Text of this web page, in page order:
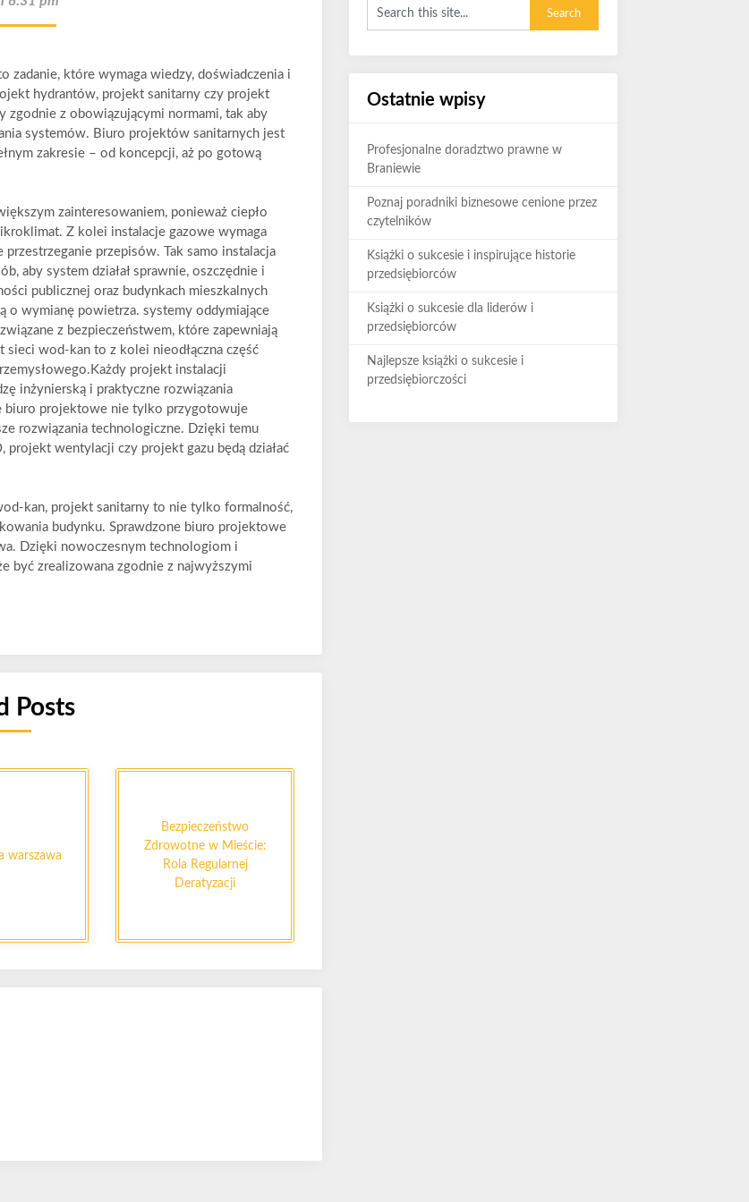
zadanie, które wymaga wiedzy, doświadczenia i
hydrantów, projekt sanitarny czy projekt
z obowiązującymi normami, tak aby
systemów. Biuro projektów sanitarnych jest
zakresie – od koncepcji, aż po gotową
zainteresowaniem, ponieważ ciepło
Z kolei instalacje gazowe wymaga
przepisów. Tak samo instalacja
aby system działał sprawnie, oszczędnie i
publicznej oraz budynkach mieszkalnych
o wymianę powietrza. systemy oddymiające
z bezpieczeństwem, które zapewniają
sieci wod-kan to z kolei nieodłączna część
projekt instalacji
inżynierską i praktyczne rozwiązania
biuro projektowe nie tylko przygotowuje
rozwiązania technologiczne. Dzięki temu
wentylacji czy projekt gazu będą działać
kan, projekt sanitarny to nie tylko formalność,
budynku. Sprawdzone biuro projektowe
Dzięki nowoczesnym technologiom i
być zrealizowana zgodnie z najwyższymi
Posts
warszawa
Bezpieczeństwo
Zdrowotne w Mieście:
Rola Regularnej
Deratyzacji
Ostatnie wpisy
Profesjonalne doradztwo prawne w
Braniewie
Poznaj poradniki biznesowe cenione przez
czytelników
Książki o sukcesie i inspirujące historie
przedsiębiorców
Książki o sukcesie dla liderów i
przedsiębiorców
Najlepsze książki o sukcesie i
przedsiębiorczości